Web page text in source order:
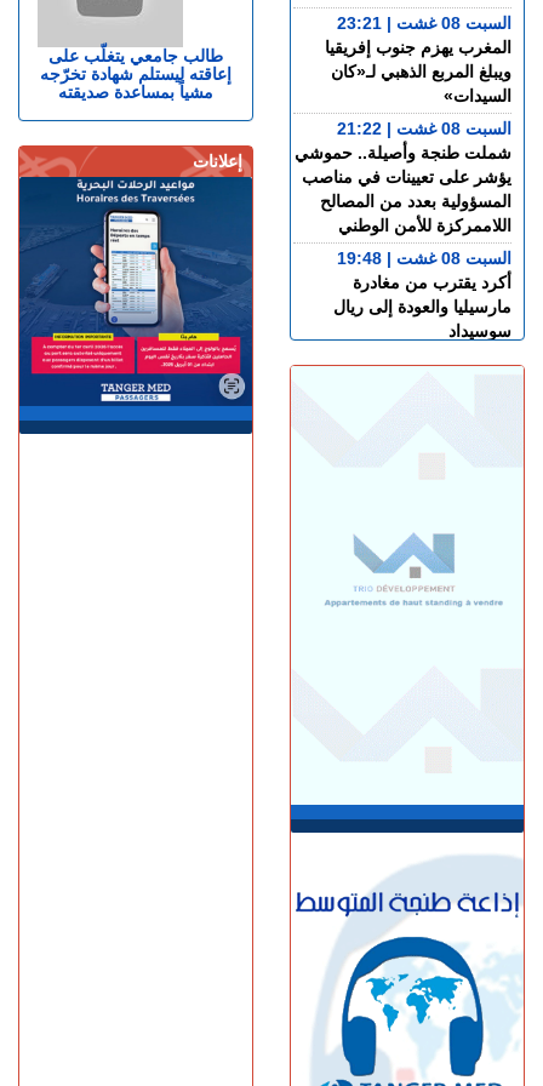
طالب جامعي يتغلّب على
إعاقته ليستلم شهادة تخرّجه
مشياً بمساعدة صديقته
إعلانات
السبت 08 غشت | 23:21
المغرب يهزم جنوب إفريقيا
ويبلغ المربع الذهبي لـ«كان
السيدات»
السبت 08 غشت | 21:22
شملت طنجة وأصيلة.. حموشي
يؤشر على تعيينات في مناصب
المسؤولية بعدد من المصالح
اللاممركزة للأمن الوطني
السبت 08 غشت | 19:48
أكرد يقترب من مغادرة
مارسيليا والعودة إلى ريال
سوسيداد
السبت 08 غشت | 17:48
وتعترف بسيادة المغرب على
صحرائه
كرة القدم الأرجنتيني ليونيل
ميسي عن عمر 68 عاما
السبت 08 غشت | 14:49
طنجة.. حادث مروع بطريق
أحرارين ينهي حياة سائق سيارة
أجرة ويصيب آخرين بجروح
السبت 08 غشت | 11:34
استطلاع رأي: 77.3% من
الإسبان يعتبرون المغرب "بلدا
الجمعة 07 غشت | 23:01
سوء تدبير.. وزارة النقل تتسبب
في أزمة طوابير السيارات أمام
مراكز الفحص التقني بطنجة
الجمعة 07 غشت | 22:30
إسبانيا.. الشرطة تعلن تفكيك
واحدة من أكبر شبكات تهريب